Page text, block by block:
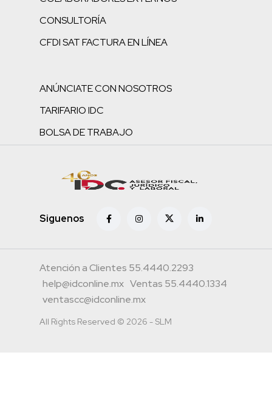
CONSULTORÍA
CFDI SAT FACTURA EN LÍNEA
ANÚNCIATE CON NOSOTROS
TARIFARIO IDC
BOLSA DE TRABAJO
Siguenos
Atención a Clientes 55.4440.2293
help@idconline.mx Ventas 55.4440.1334
ventascc@idconline.mx
All Rights Reserved © 2026 - SLM